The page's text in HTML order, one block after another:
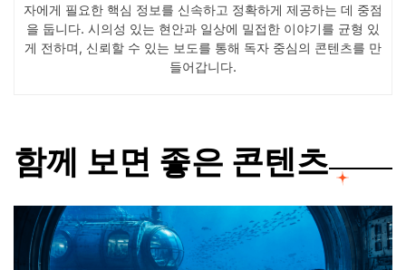
자에게 필요한 핵심 정보를 신속하고 정확하게 제공하는 데 중점
을 둡니다. 시의성 있는 현안과 일상에 밀접한 이야기를 균형 있
게 전하며, 신뢰할 수 있는 보도를 통해 독자 중심의 콘텐츠를 만
들어갑니다.
함께 보면 좋은 콘텐츠